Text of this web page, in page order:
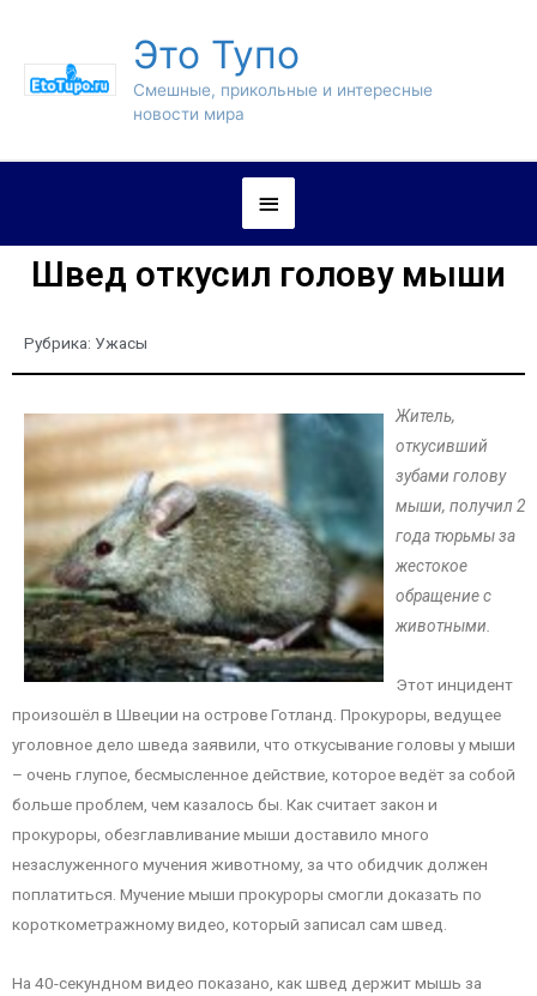
Это Тупо
Смешные, прикольные и интересные
новости мира
Швед откусил голову мыши
Рубрика: Ужасы
Житель,
откусивший
зубами голову
мыши, получил 2
года тюрьмы за
жестокое
обращение с
животными.
Этот инцидент
произошёл в Швеции на острове Готланд. Прокуроры, ведущее
уголовное дело шведа заявили, что откусывание головы у мыши
– очень глупое, бесмысленное действие, которое ведёт за собой
больше проблем, чем казалось бы. Как считает закон и
прокуроры, обезглавливание мыши доставило много
незаслуженного мучения животному, за что обидчик должен
поплатиться. Мучение мыши прокуроры смогли доказать по
короткометражному видео, который записал сам швед.
На 40-секундном видео показано, как швед держит мышь за